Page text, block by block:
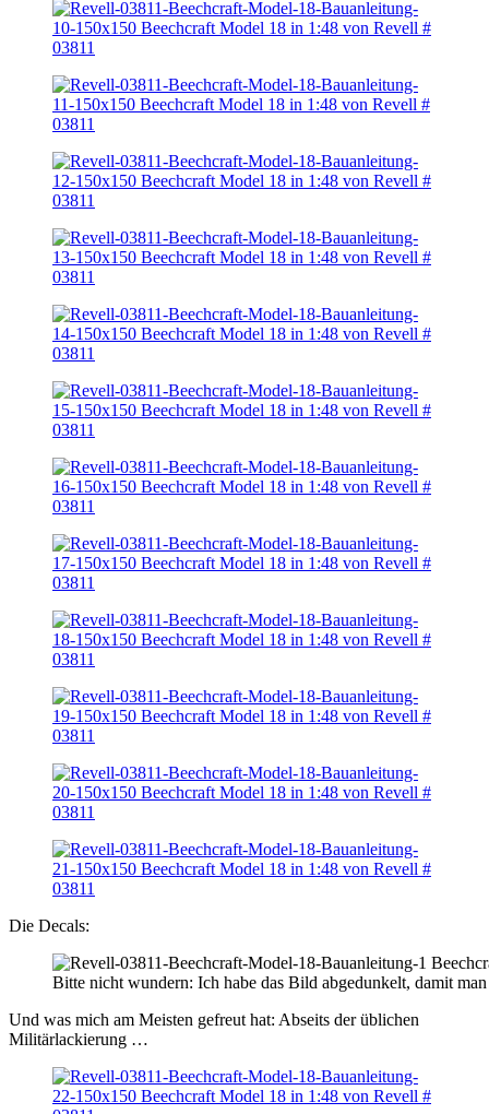
Die Decals:
Bitte nicht wundern: Ich habe das Bild abgedunkelt, damit
Und was mich am Meisten gefreut hat: Abseits der üblichen
Militärlackierung …